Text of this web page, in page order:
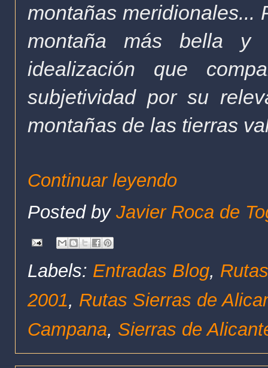
montañas meridionales...
montaña más bella y
idealización que
subjetividad por su
montañas de las tierras
Continuar leyendo
Posted by Javier Roca de
Labels: Entradas Blog,
2001, Rutas Sierras de
Campana, Sierras de